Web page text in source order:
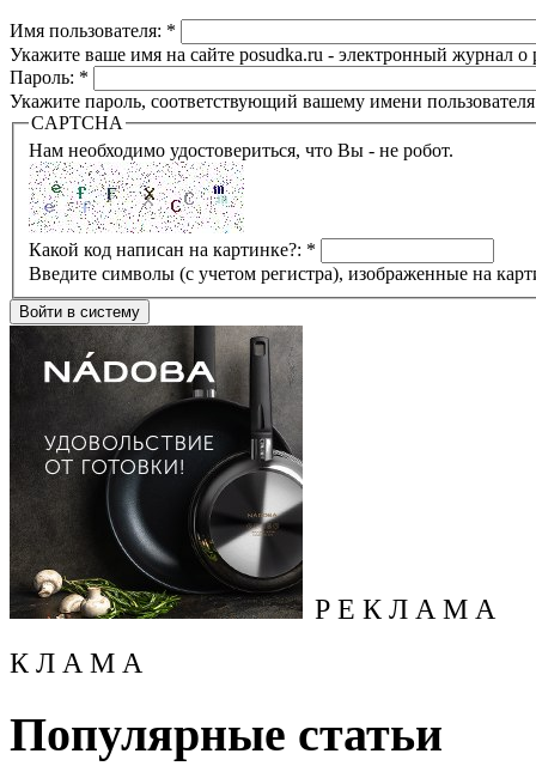
Имя пользователя: *
Укажите ваше имя на сайте posudka.ru - электронный журнал
Пароль: *
Укажите пароль, соответствующий вашему имени
CAPTCHA
Нам необходимо удостовериться, что Вы - не робот.
Какой код написан на картинке?: *
Введите символы (с учетом регистра), изображенные на
Р Е К Л А М А
К Л А М А
Популярные статьи